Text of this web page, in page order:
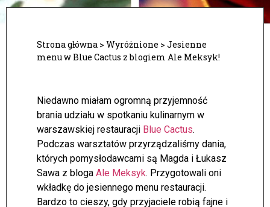
Strona główna > Wyróżnione > Jesienne
menu w Blue Cactus z blogiem Ale Meksyk!
Niedawno miałam ogromną przyjemność
brania udziału w spotkaniu kulinarnym w
warszawskiej restauracji Blue Cactus.
Podczas warsztatów przyrządzaliśmy dania,
których pomysłodawcami są Magda i Łukasz
Sawa z bloga Ale Meksyk. Przygotowali oni
wkładkę do jesiennego menu restauracji.
Bardzo to cieszy, gdy przyjaciele robią fajne i